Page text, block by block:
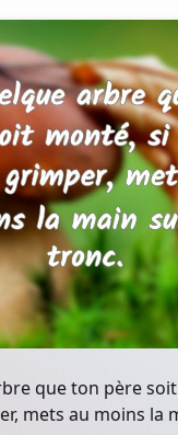
que ton père
mets au moins la